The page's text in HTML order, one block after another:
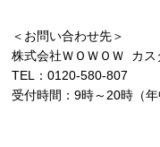
＜お問い合わせ先＞
株式会社ＷＯＷＯＷ カス
TEL：0120-580-807
受付時間：9時～20時（年